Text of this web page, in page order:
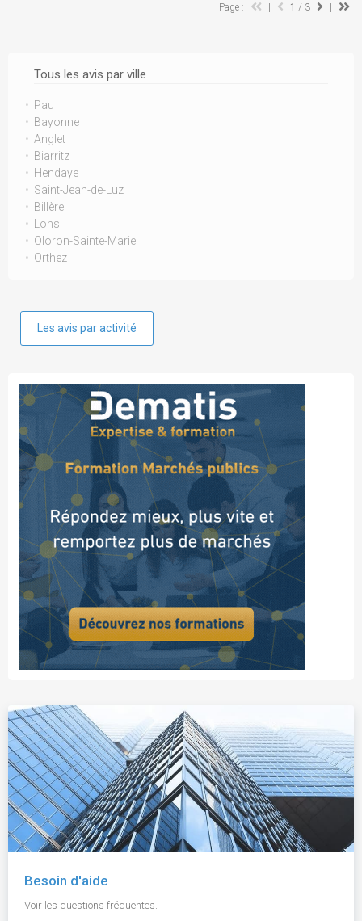
Tous les avis par ville
Pau
Bayonne
Anglet
Biarritz
Hendaye
Saint-Jean-de-Luz
Billère
Lons
Oloron-Sainte-Marie
Orthez
Les avis par activité
Page : 1 / 3
Besoin d'aide
Voir les questions fréquentes.